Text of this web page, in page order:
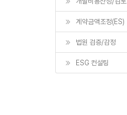
계약금액조정(ES)
법원 검증/감정
ESG 컨설팅